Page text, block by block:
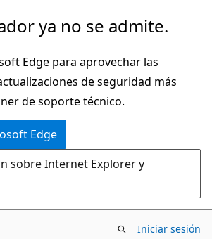
ya no se admite.
Edge para aprovechar las
de seguridad más
de soporte técnico.
Edge
sobre Internet Explorer y
Iniciar sesión